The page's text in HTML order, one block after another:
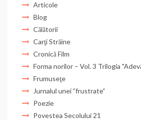
Articole
Blog
Călătorii
Carţi Străine
Cronică Film
Forma norilor – Vol. 3 Trilogia
Frumuseţe
Jurnalul unei ”frustrate”
Poezie
Povestea Secolului 21